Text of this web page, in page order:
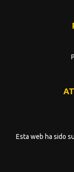
Esta web ha sido